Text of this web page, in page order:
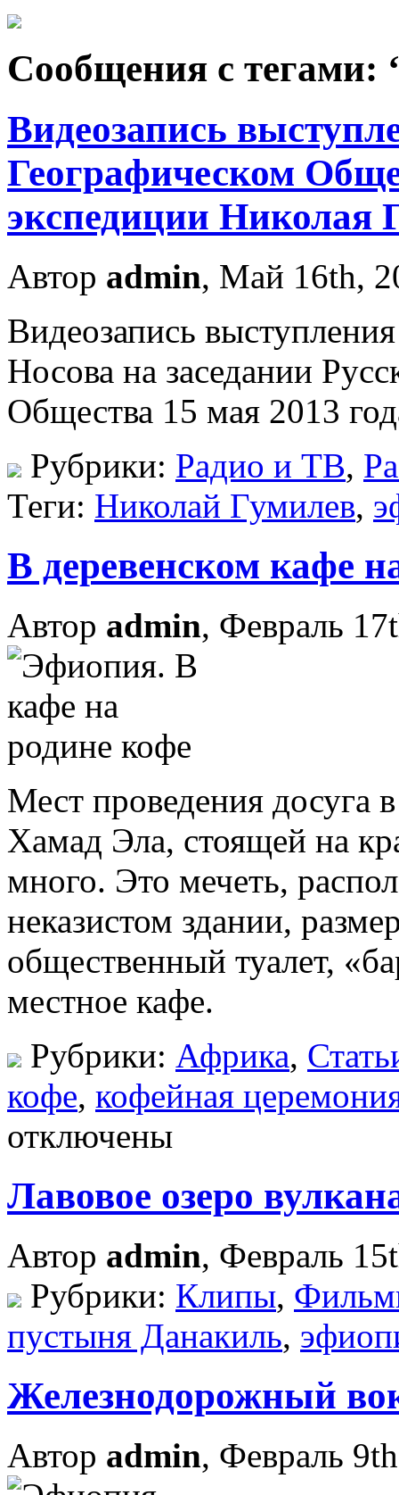
Сообщения с тегами:
Видеозапись
Географическом
экспедиции Николая
Автор admin, Май 16th,
Видеозапись
Носова на заседании
Общества 15 мая 2013
Рубрики: Радио и ТВ,
Теги: Николай Гумилев,
В деревенском кафе
Автор admin, Февраль
Мест проведения досуга
Хамад Эла, стоящей на
много. Это мечеть,
неказистом здании,
общественный туалет,
местное кафе.
Рубрики: Африка,
кофе, кофейная
отключены
Лавовое озеро
Автор admin, Февраль
Рубрики: Клипы,
пустыня Данакиль,
Железнодорожный
Автор admin, Февраль